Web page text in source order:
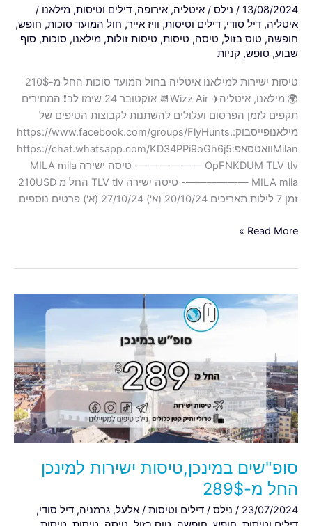
13/08/2024
/ נילס / איטליה, אירופה, דילים וטיסות, מילאנו /
איטליה, דיל סודי, דילים וטיסות, וויז אייר, חול המועד סוכות, חופש,
חופשה, טוס בזול, טיסה, טיסות, טיסות זולות, מילאנו, סוכות, סוף
שבוע, סופש, קניות
טיסות ישירות למילאנו איטליה בחול המועד סוכות החל מ-210$
🌍 מילאנו, איטליה✈️ Wizz Air📆 אוקטובר 24 שימו לב❗️ המחירים
תקפים לזמן הפרסום ועלולים להשתנות לקבוצות הטיפים של
מילאנופייסבוק:https://www.facebook.com/groups/FlyHunts.
Milanוואטסאפ:https://chat.whatsapp.com/KD34PPi9oGh6j5
OpFNKDUM TLV tlv ——————- טיסה ישירה MILA mila
MILA mila ——————- טיסה ישירה TLV tlv החל מ 210USD
זמן 7 לילות תאריכים 20/10/24 (א') 27/10/24 (א') פרטים נוספים
Read More »
סופ"שים במינכן,טיסות ישירות למינכן
החל מ-289$
23/07/2024
/ נילס / דילים וטיסות / אלעל, גרמניה, דיל סודי,
סופ"שים
למינכן
החל
מ-289$